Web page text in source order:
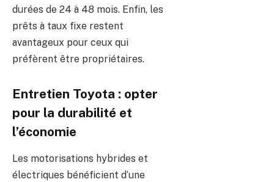
durées de 24 à 48 mois. Enfin, les
prêts à taux fixe restent
avantageux pour ceux qui
préfèrent être propriétaires.
Entretien Toyota : opter
pour la durabilité et
l’économie
Les motorisations hybrides et
électriques bénéficient d’une